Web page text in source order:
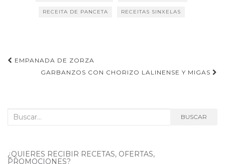
RECEITA DE PANCETA RECEITAS SINXELAS
Navegación
EMPANADA DE ZORZA
GARBANZOS CON CHORIZO LALINENSE Y MIGAS
Buscar: BUSCAR
¿QUIERES RECIBIR RECETAS, OFERTAS,
PROMOCIONES?